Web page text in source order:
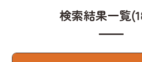
検索結果一覧